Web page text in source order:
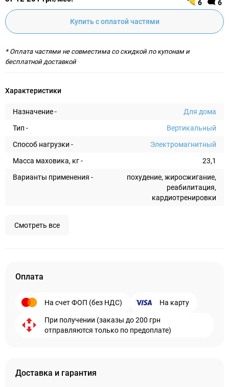
6 6
Купить с оплатой частями
* Оплата частями не совместима со скидкой по купонам и
бесплатной доставкой
Характеристики
Назначение -
Для дома
Тип -
Вертикальный
Способ нагрузки -
Электромагнитный
Масса маховика, кг -
23,1
Варианты применения -
похудение, жиросжигание,
реабилитация,
кардиотренировки
Смотреть все
Оплата
На счет ФОП (без НДС) На карту
При получении (заказы до 200 грн
отправляются только по предоплате)
Доставка и гарантия